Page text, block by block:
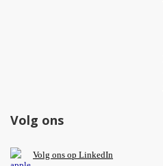
Volg ons
Volg ons op LinkedIn